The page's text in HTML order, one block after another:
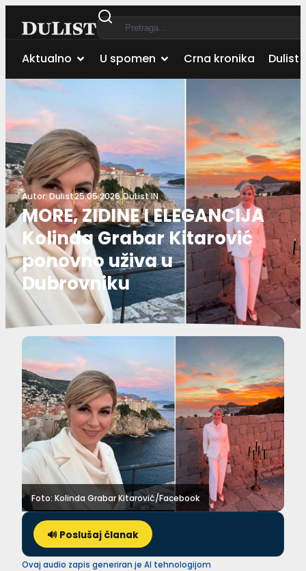
Aktualno U spomen Crna kronika Dulist
Autor:Dulist25.05.2026.DuList IN
MORE, ZIDINE I ELEGANCIJA
Kolinda Grabar Kitarović
ponovno uživa u
Dubrovniku
Foto: Kolinda Grabar Kitarović/Facebook
🔊 Poslušaj članak
Ovaj audio zapis generiran je AI tehnologijom